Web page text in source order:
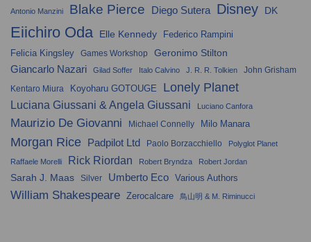
Antonio Manzini Blake Pierce Diego Sutera Disney DK
Eiichiro Oda Elle Kennedy Federico Rampini
Felicia Kingsley Games Workshop
Geronimo Stilton
Giancarlo Nazari
Gilad Soffer Italo Calvino J. R. R. Tolkien
John Grisham
Kentaro Miura
Koyoharu GOTOUGE Lonely Planet
Luciana Giussani & Angela Giussani Luciano Canfora
Maurizio De Giovanni Michael Connelly Milo Manara
Morgan Rice Padpilot Ltd Paolo Borzacchiello Polyglot Planet
Raffaele Morelli Rick Riordan Robert Bryndza Robert Jordan
Sarah J. Maas Silver Umberto Eco Various Authors
William Shakespeare Zerocalcare 鳥山明 & M. Riminucci